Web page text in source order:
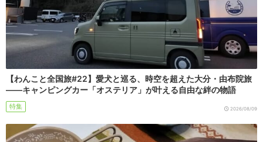
【わんこと全国旅#22】愛犬と巡る、時空を超えた大分・由布院旅
――キャンピングカー「オステリア」が叶える自由な絆の物語
特集 2026/08/09